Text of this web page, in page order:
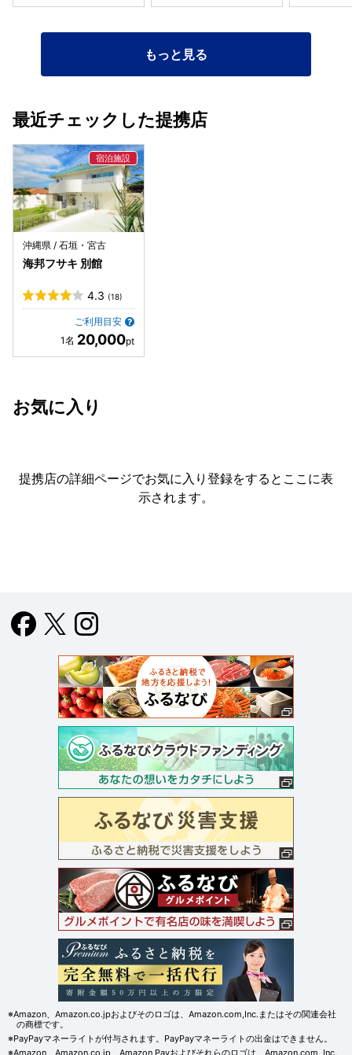
もっと見る
最近チェックした提携店
沖縄県 / 石垣・宮古
海邦フサキ 別館
4.3 (18)
ご利用目安
20,000
お気に入り
提携店の詳細ページでお気に入り登録をすると ここに表
示されます。
※Amazon、Amazon.co.jpおよびそのロゴは、Amazon.com,Inc.またはその関連会社
の商標です。
※PayPayマネーライトが付与されます。PayPayマネーライトの出金はできません。